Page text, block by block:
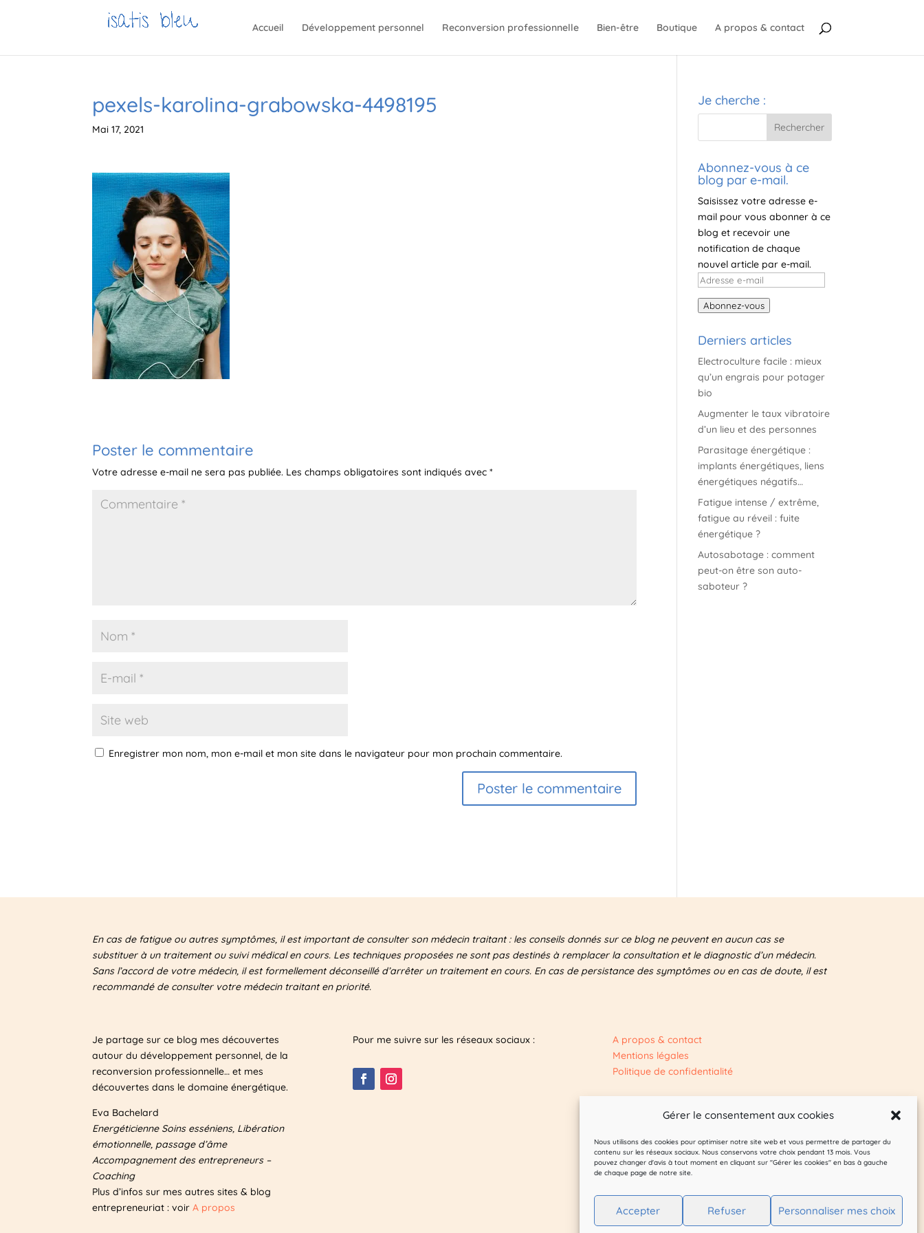
Gérer le consentement aux cookies
Nous utilisons des cookies pour optimiser notre site web et vous permettre de partager du
contenu sur les réseaux sociaux. Nous conservons votre choix pendant 13 mois. Vous
pouvez changer d'avis à tout moment en cliquant sur "Gérer les cookies" en bas à gauche
de chaque page de notre site.
Accepter Refuser Personnaliser mes choix
Accueil Développement personnel Reconversion professionnelle Bien-être Boutique A propos & contact
pexels-karolina-grabowska-4498195
Mai 17, 2021
Poster le commentaire
Votre adresse e-mail ne sera pas publiée. Les champs obligatoires sont indiqués avec*
Enregistrer mon nom, mon e-mail et mon site dans le navigateur pour mon prochain commentaire.
i
v
e
:
Je cherche :
Abonnez-vous à ce
blog par e-mail.
Saisissez votre adresse e-
mail pour vous abonner à ce
blog et recevoir une
notification de chaque
nouvel article par e-mail.
Adresse
e-
mail
Abonnez-vous
Derniers articles
Electroculture facile : mieux
qu’un engrais pour potager
bio
Augmenter le taux vibratoire
d’un lieu et des personnes
Parasitage énergétique :
implants énergétiques, liens
énergétiques négatifs…
Fatigue intense / extrême,
fatigue au réveil : fuite
énergétique ?
Autosabotage : comment
peut-on être son auto-
saboteur ?
En cas de fatigue ou autres symptômes, il est important de consulter son médecin traitant : les conseils donnés sur ce blog ne peuvent en aucun cas se
substituer à un traitement ou suivi médical en cours. Les techniques proposées ne sont pas destinés à remplacer la consultation et le diagnostic d’un médecin.
Sans l’accord de votre médecin, il est formellement déconseillé d’arrêter un traitement en cours. En cas de persistance des symptômes ou en cas de doute, il est
recommandé de consulter votre médecin traitant en priorité.
Je partage sur ce blog mes découvertes
autour du développement personnel, de la
reconversion professionnelle… et mes
découvertes dans le domaine énergétique.
Eva Bachelard
Energéticienne Soins esséniens, Libération
émotionnelle, passage d’âme
Accompagnement des entrepreneurs –
Coaching
Plus d’infos sur mes autres sites & blog
entrepreneuriat : voirA propos
Pour me suivre sur les réseaux sociaux :
A propos & contact
Mentions légales
Politique de confidentialité